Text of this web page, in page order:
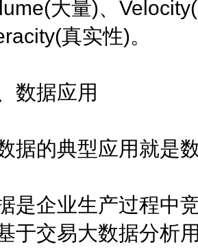
大量)、Velocity(
真实性)。
据应用
的典型应用就是
企业生产过程中竞
于交易大数据分析